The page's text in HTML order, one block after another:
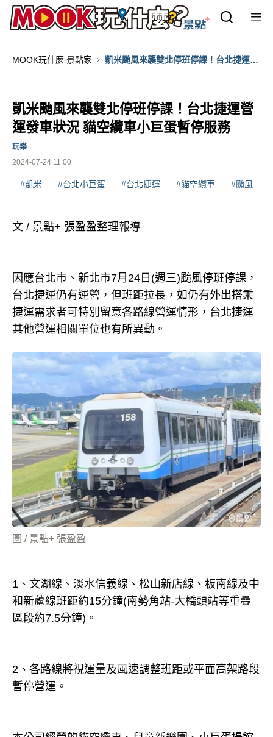
MOOK玩什麼‧景點家
凱米颱風來襲雙北停班停課！台北捷運營
凱米颱風來襲雙北停班停課！台北捷運營
運發車狀況 貓空纜車小巨蛋暫停服務
2024-07-24 11:00
玩樂
#凱米 #台北小巨蛋 #台北捷運 #貓空纜車 #颱風
文 / 景點+ 張盈盈整理報導
因應台北市、新北市7月24日(週三)颱風停班停課，
台北捷運仍有運營，但班距拉長，如仍有外出搭乘
捷運需求者可特別留意各路線營運情形，台北捷運
其他營運相關單位也有所異動。
圖 / 景點+ 張盈盈
1、文湖線、淡水信義線、松山新店線、板南線及中
和新蘆線班距約15分鐘(南勢角站-大橋頭站等重疊
區段約7.5分鐘)。
2、各路線將視運量及風速調整班距或平面高架路段
暫停營運。